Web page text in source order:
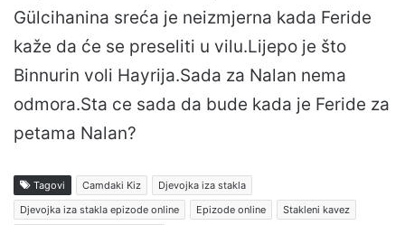
Gülcihanina sreća je neizmjerna kada Feride
kaže da će se preseliti u vilu.Lijepo je što
Binnurin voli Hayrija.Sada za Nalan nema
odmora.Sta ce sada da bude kada je Feride za
petama Nalan?
Tagovi Camdaki Kiz
Djevojka iza stakla
Djevojka iza stakla epizode online
Epizode online
Stakleni kavez